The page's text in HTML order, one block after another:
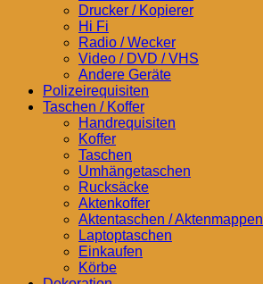
Drucker / Kopierer
Hi Fi
Radio / Wecker
Video / DVD / VHS
Andere Geräte
Polizeirequisiten
Taschen / Koffer
Handrequisiten
Koffer
Taschen
Umhängetaschen
Rucksäcke
Aktenkoffer
Aktentaschen / Aktenmappen
Laptoptaschen
Einkaufen
Körbe